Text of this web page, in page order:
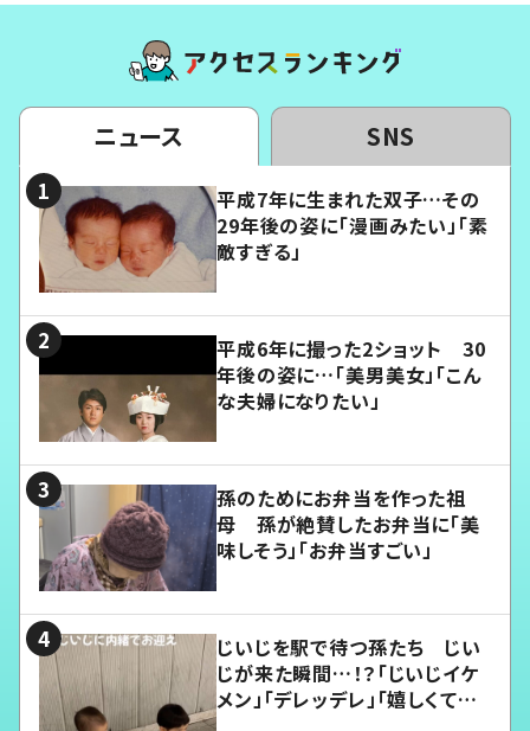
ニュース SNS
平成7年に生まれた双子…その
29年後の姿に「漫画みたい」「素
敵すぎる」
平成6年に撮った2ショット 30
年後の姿に…「美男美女」「こん
な夫婦になりたい」
孫のためにお弁当を作った祖
母 孫が絶賛したお弁当に「美
味しそう」「お弁当すごい」
じいじを駅で待つ孫たち じい
じが来た瞬間…！？「じいじイケ
メン」「デレッデレ」「嬉しくて可